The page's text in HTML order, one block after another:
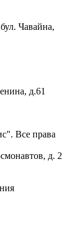
Чавайна,
д.61
Все права
д. 2